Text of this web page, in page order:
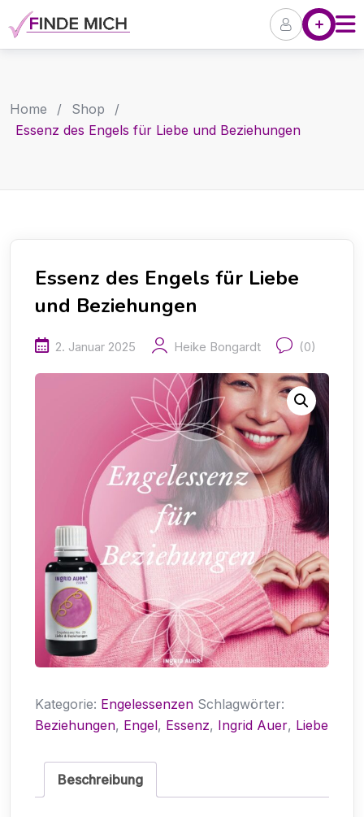
to
content
Angebote
Home / Shop
/
Essenz des Engels für Liebe und Beziehungen
Essenz des Engels für Liebe
und Beziehungen
2. Januar 2025 Heike Bongardt (0)
Kategorie: Engelessenzen Schlagwörter:
Beziehungen, Engel, Essenz, Ingrid Auer, Liebe
Beschreibung